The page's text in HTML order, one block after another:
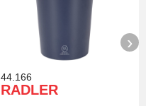
44.166
RADLER
›